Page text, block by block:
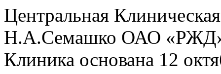
Центральная
Н.А.Семашко ОАО
Клиника основана 12